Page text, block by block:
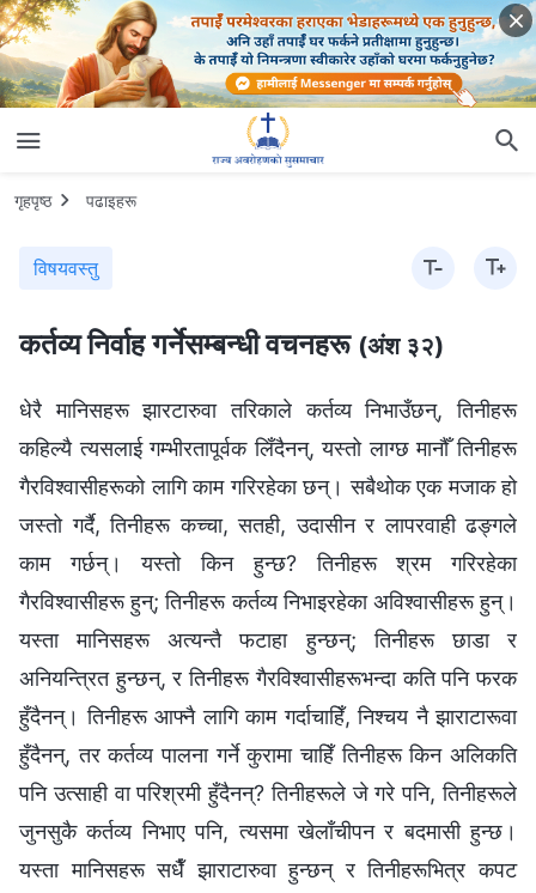
गृहपृष्ठ पढाइहरू
विषयवस्तु
कर्तव्य निर्वाह गर्नेसम्बन्धी वचनहरू (अंश ३२)
धेरै मानिसहरू झारटारुवा तरिकाले कर्तव्य निभाउँछन्, तिनीहरू
कहिल्यै त्यसलाई गम्भीरतापूर्वक लिँदैनन्, यस्तो लाग्छ मानौँ तिनीहरू
गैरविश्‍वासीहरूको लागि काम गरिरहेका छन्। सबैथोक एक मजाक हो
जस्तो गर्दै, तिनीहरू कच्चा, सतही, उदासीन र लापरवाही ढङ्गले
काम गर्छन्। यस्तो किन हुन्छ? तिनीहरू श्रम गरिरहेका
गैरविश्‍वासीहरू हुन्; तिनीहरू कर्तव्य निभाइरहेका अविश्‍वासीहरू हुन्।
यस्ता मानिसहरू अत्यन्तै फटाहा हुन्छन्; तिनीहरू छाडा र
अनियन्त्रित हुन्छन्, र तिनीहरू गैरविश्‍वासीहरूभन्दा कति पनि फरक
हुँदैनन्। तिनीहरू आफ्नै लागि काम गर्दाचाहिँ, निश्‍चय नै झाराटारूवा
हुँदैनन्, तर कर्तव्य पालना गर्ने कुरामा चाहिँ तिनीहरू किन अलिकति
पनि उत्साही वा परिश्रमी हुँदैनन्? तिनीहरूले जे गरे पनि, तिनीहरूले
जुनसुकै कर्तव्य निभाए पनि, त्यसमा खेलाँचीपन र बदमासी हुन्छ।
यस्ता मानिसहरू सधैँ झाराटारुवा हुन्छन् र तिनीहरूभित्र कपट